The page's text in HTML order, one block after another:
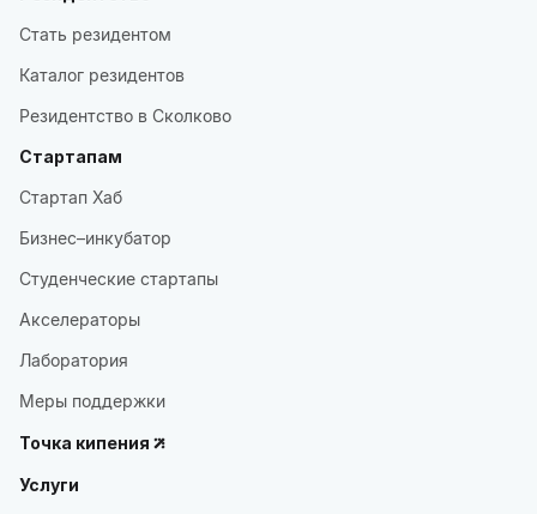
Стать резидентом
Каталог резидентов
Резидентство в Сколково
Стартапам
Стартап Хаб
Бизнес–инкубатор
Студенческие стартапы
Акселераторы
Лаборатория
Меры поддержки
Точка кипения
Услуги